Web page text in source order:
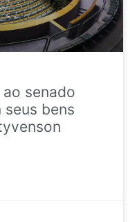
senado
seus bens